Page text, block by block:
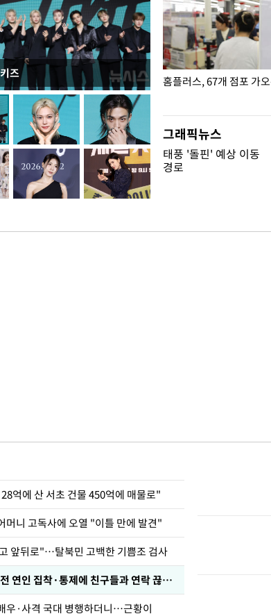
즈
선' 호명 관련 "공론화·국민여론 성
다는 말 빠져"
홈플러스, 67개 점포 가
그래픽뉴스
태풍 '돌핀' 예상 이동
경로
억에 산 서초 건물 450억에 매물로"
머니 고독사에 오열 "이틀 만에 발견"
앞뒤로"…탈북민 고백한 기쁨조 검사
전현무 "전 연인 집착·통제에 친구들과 연락 끊겨"
우·사격 국대 병행하더니…근황이